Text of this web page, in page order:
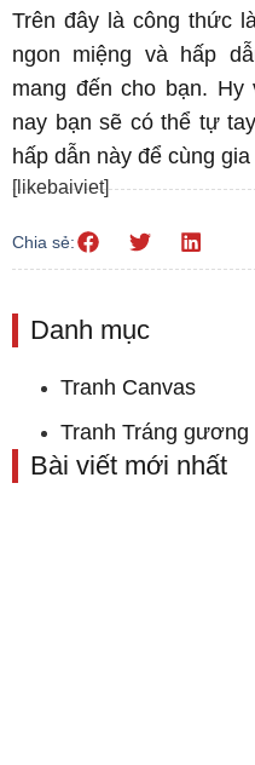
Trên đây là công thức
ngon miệng và hấp
mang đến cho bạn.
nay bạn sẽ có thể tự
hấp dẫn này để cùng
[likebaiviet]
Chia sẻ:
Danh mục
Tranh Canvas
Tranh Tráng gương
Bài viết mới nhất